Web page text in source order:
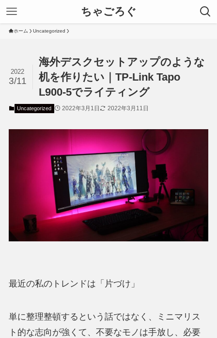
ちゃごろぐ
ホーム Uncategorized
海外デスクセットアップのような
机を作りたい｜TP-Link Tapo
L900-5でライティング
2022
3/11
Uncategorized 2022年3月1日 2022年3月11日
最近の私のトレンドは「片づけ」
単に整理整頓するという話ではなく、ミニマリス
ト的な志向が強くて、不要なモノは手放し、必要